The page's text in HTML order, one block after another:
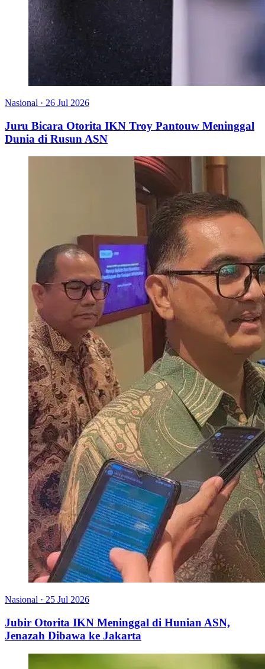
Nasional · 26 Jul 2026
Juru Bicara Otorita IKN Troy Pantouw Meninggal
Dunia di Rusun ASN
Nasional · 25 Jul 2026
Jubir Otorita IKN Meninggal di Hunian ASN,
Jenazah Dibawa ke Jakarta